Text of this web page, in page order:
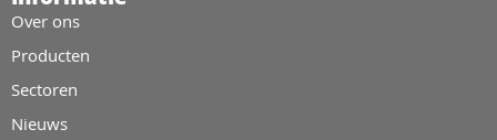
Over ons
Producten
Sectoren
Nieuws